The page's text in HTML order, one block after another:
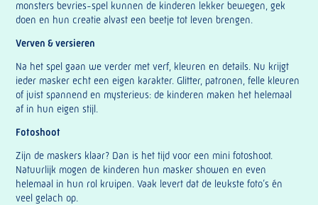
monsters bevries-spel kunnen de kinderen lekker bewegen, gek
doen en hun creatie alvast een beetje tot leven brengen.
Verven & versieren
Na het spel gaan we verder met verf, kleuren en details. Nu krijgt
ieder masker echt een eigen karakter. Glitter, patronen, felle kleuren
of juist spannend en mysterieus: de kinderen maken het helemaal
af in hun eigen stijl.
Fotoshoot
Zijn de maskers klaar? Dan is het tijd voor een mini fotoshoot.
Natuurlijk mogen de kinderen hun masker showen en even
helemaal in hun rol kruipen. Vaak levert dat de leukste foto’s én
veel gelach op.